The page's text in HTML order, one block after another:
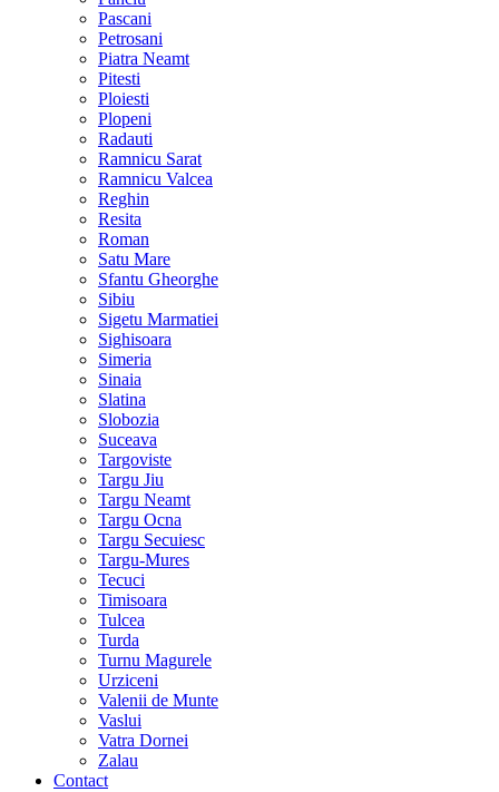
Pascani
Petrosani
Piatra Neamt
Pitesti
Ploiesti
Plopeni
Radauti
Ramnicu Sarat
Ramnicu Valcea
Reghin
Resita
Roman
Satu Mare
Sfantu Gheorghe
Sibiu
Sigetu Marmatiei
Sighisoara
Simeria
Sinaia
Slatina
Slobozia
Suceava
Targoviste
Targu Jiu
Targu Neamt
Targu Ocna
Targu Secuiesc
Targu-Mures
Tecuci
Timisoara
Tulcea
Turda
Turnu Magurele
Urziceni
Valenii de Munte
Vaslui
Vatra Dornei
Zalau
Contact